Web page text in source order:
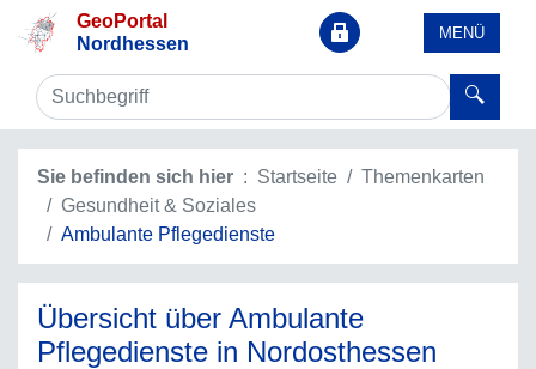
GeoPortal
Nordhessen
MENÜ
Sie befinden sich hier Startseite
Themenkarten
Gesundheit & Soziales
Ambulante Pflegedienste
Übersicht über Ambulante
Pflegedienste in Nordosthessen